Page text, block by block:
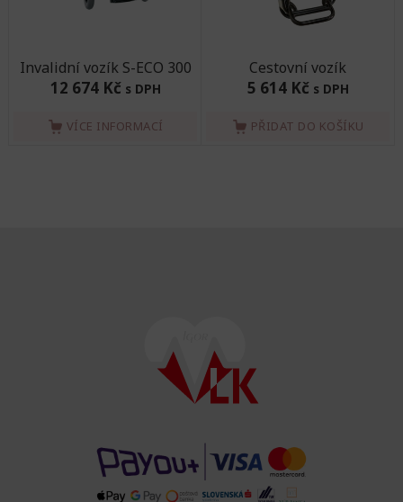
Invalidní vozík S-ECO 300
12 674 Kč s DPH
VÍCE INFORMACÍ
Cestovní vozík
5 614 Kč s DPH
PŘIDAT DO KOŠÍKU